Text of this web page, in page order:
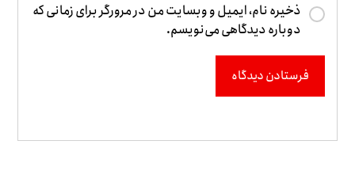
ذخیره نام، ایمیل و وبسایت من در مرورگر برای زمانی که
دوباره دیدگاهی می‌نویسم.
فرستادن دیدگاه